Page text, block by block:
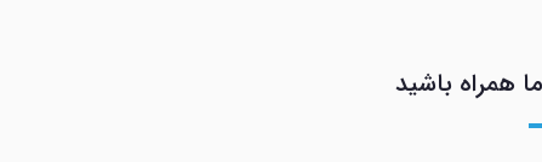
همراه باشید